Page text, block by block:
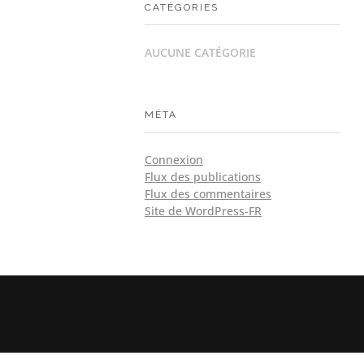
CATÉGORIES
AUCUNE CATÉGORIE
MÉTA
Connexion
Flux des publications
Flux des commentaires
Site de WordPress-FR